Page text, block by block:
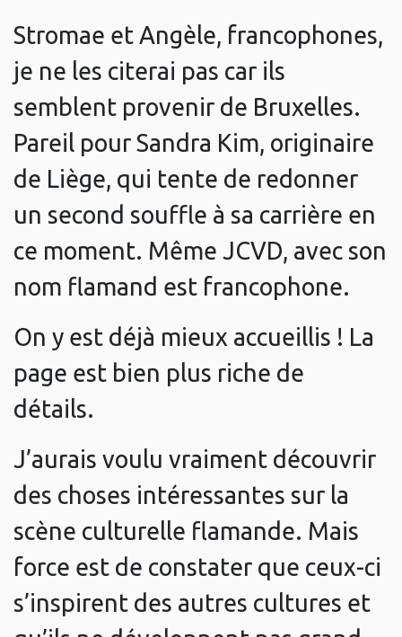
Stromae et Angèle, francophones,
je ne les citerai pas car ils
semblent provenir de Bruxelles.
Pareil pour Sandra Kim, originaire
de Liège, qui tente de redonner
un second souffle à sa carrière en
ce moment. Même JCVD, avec son
nom flamand est francophone.
On y est déjà mieux accueillis ! La
page est bien plus riche de
détails.
J’aurais voulu vraiment découvrir
des choses intéressantes sur la
scène culturelle flamande. Mais
force est de constater que ceux-ci
s’inspirent des autres cultures et